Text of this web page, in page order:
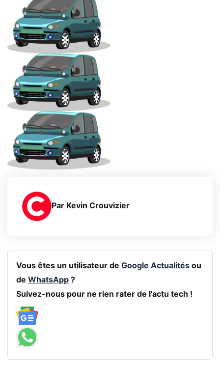
Par Kevin Crouvizier
Vous êtes un utilisateur de Google Actualitésou
de WhatsApp?
Suivez-nous pour ne rien rater de l'actu tech !